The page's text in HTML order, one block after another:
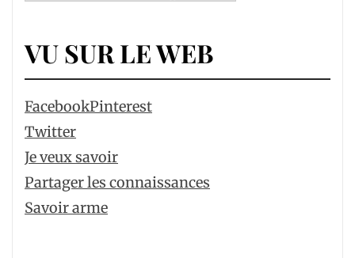
VU SUR LE WEB
FacebookPinterest
Twitter
Je veux savoir
Partager les connaissances
Savoir arme